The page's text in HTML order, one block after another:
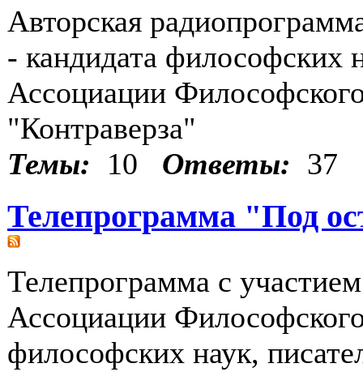
Авторская
- кандидата философских
Ассоциации
"Контраверза"
Темы:
10 Ответы: 37
Телепрограмма "Под
Телепрограмма с
Ассоциации
философских наук,